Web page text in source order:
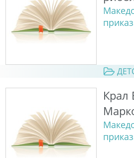
Крал